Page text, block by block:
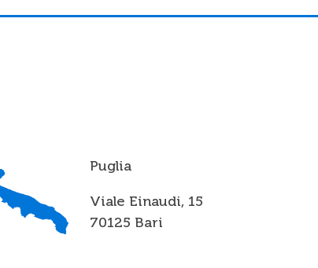
Puglia
Viale Einaudi, 15
70125 Bari